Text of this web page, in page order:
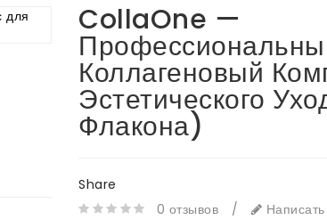
CollaOne —
Коллагеновый
Эстетического
Флакона)
Share
0 отзывов
/